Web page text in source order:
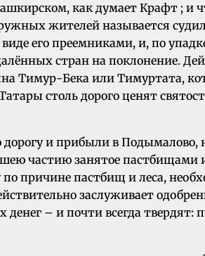
как думает Крафт ; и
жителей называется
его преемниками, и, по
стран на поклонение.
Тимур-Бека или Тимуртата,
столь дорого ценят
и прибыли в Подымалово,
частию занятое пастбищами
причине пастбищ и леса,
заслуживает
– и почти всегда твердят: